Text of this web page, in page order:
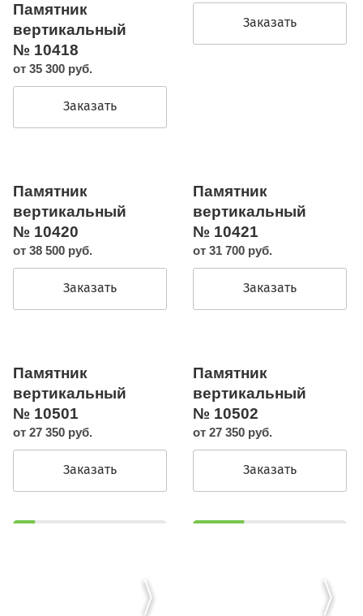
Памятник
вертикальный
№ 10418
от 35 300 руб.
Заказать
Заказать
Памятник
вертикальный
№ 10420
от 38 500 руб.
Заказать
Памятник
вертикальный
№ 10421
от 31 700 руб.
Заказать
Памятник
вертикальный
№ 10501
от 27 350 руб.
Заказать
Памятник
вертикальный
№ 10502
от 27 350 руб.
Заказать